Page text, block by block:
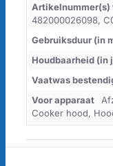
Artikelnummer(s)
482000026098,
Gebruiksduur (in
Houdbaarheid (in
Vaatwas
Voor apparaat
Cooker hood,